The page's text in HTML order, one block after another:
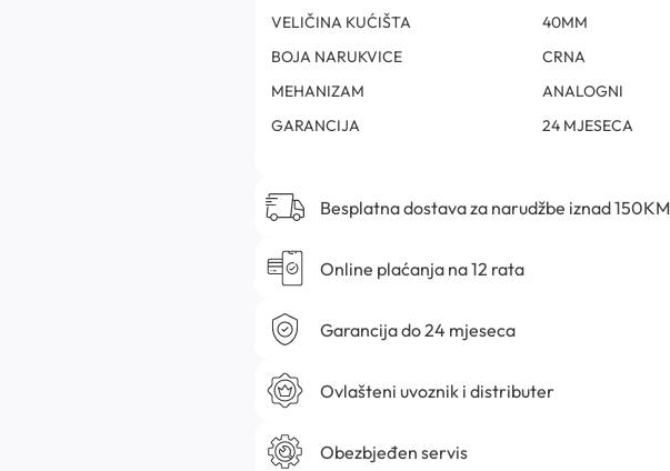
VELIČINA KUĆIŠTA
40MM
BOJA NARUKVICE
CRNA
MEHANIZAM
ANALOGNI
GARANCIJA
24 MJESECA
Besplatna dostava za narudžbe iznad 150KM
Online plaćanja na 12 rata
Garancija do 24 mjeseca
Ovlašteni uvoznik i distributer
Obezbjeđen servis